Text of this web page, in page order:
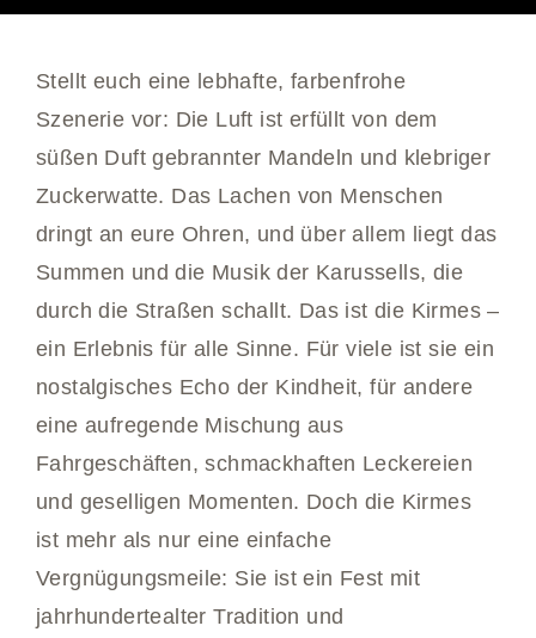
Stellt euch eine lebhafte, farbenfrohe
Szenerie vor: Die Luft ist erfüllt von dem
süßen Duft gebrannter Mandeln und klebriger
Zuckerwatte. Das Lachen von Menschen
dringt an eure Ohren, und über allem liegt das
Summen und die Musik der Karussells, die
durch die Straßen schallt. Das ist die Kirmes –
ein Erlebnis für alle Sinne. Für viele ist sie ein
nostalgisches Echo der Kindheit, für andere
eine aufregende Mischung aus
Fahrgeschäften, schmackhaften Leckereien
und geselligen Momenten. Doch die Kirmes
ist mehr als nur eine einfache
Vergnügungsmeile: Sie ist ein Fest mit
jahrhundertealter Tradition und